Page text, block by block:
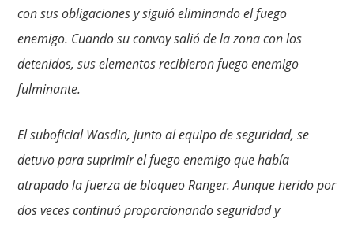
con sus obligaciones y siguió eliminando el fuego
enemigo. Cuando su convoy salió de la zona con los
detenidos, sus elementos recibieron fuego enemigo
fulminante.
El suboficial Wasdin, junto al equipo de seguridad, se
detuvo para suprimir el fuego enemigo que había
atrapado la fuerza de bloqueo Ranger. Aunque herido por
dos veces continuó proporcionando seguridad y